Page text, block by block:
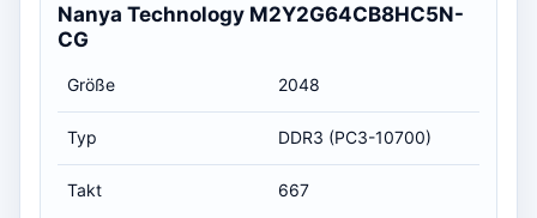
Nanya Technology M2Y2G64CB8HC5N-
CG
Größe 2048
Typ DDR3 (PC3-10700)
Takt 667